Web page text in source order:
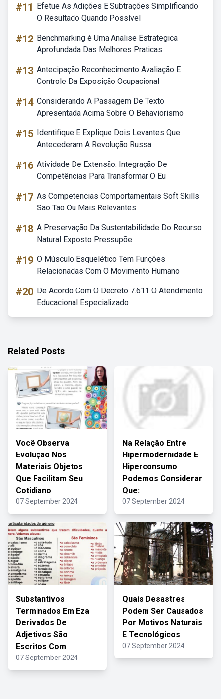
#11
Efetue As Adições E Subtrações Simplificando
O Resultado Quando Possível
#12 Benchmarking é Uma Analise Estrategica
Aprofundada Das Melhores Praticas
#13 Antecipação Reconhecimento Avaliação E
Controle Da Exposição Ocupacional
#14 Considerando A Passagem De Texto
Apresentada Acima Sobre O Behaviorismo
#15 Identifique E Explique Dois Levantes Que
Antecederam A Revolução Russa
#16 Atividade De Extensão: Integração De
Competências Para Transformar O Eu
#17 As Competencias Comportamentais Soft Skills
Sao Tao Ou Mais Relevantes
#18 A Preservação Da Sustentabilidade Do Recurso
Natural Exposto Pressupõe
#19 O Músculo Esquelético Tem Funções
Relacionadas Com O Movimento Humano
#20 De Acordo Com O Decreto 7.611 O Atendimento
Educacional Especializado
Related Posts
Você Observa
Evolução Nos
Materiais Objetos
Que Facilitam Seu
Cotidiano
07 September 2024
Na Relação Entre
Hipermodernidade E
Hiperconsumo
Podemos Considerar
Que:
07 September 2024
Substantivos
Terminados Em Eza
Derivados De
Adjetivos São
Escritos Com
07 September 2024
Quais Desastres
Podem Ser Causados
Por Motivos Naturais
E Tecnológicos
07 September 2024